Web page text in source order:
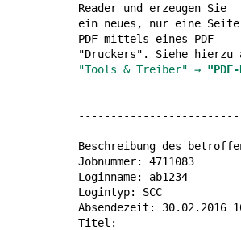
Reader und erzeugen Sie
ein neues, nur eine Seite
PDF mittels eines PDF-
"Druckers". Siehe hierzu
"Tools & Treiber" →
---------------------
Beschreibung des
Jobnummer: 4711083
Loginname: ab1234
Logintyp: SCC
Absendezeit: 30.02.2016
Titel: